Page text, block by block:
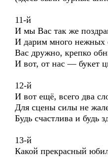
11-й
И мы Вас так же
И дарим много нежных
Вас дружно, крепко
И вот, от нас — букет
12-й
И вот ещё, всего два
Для сцены силы не
Будь счастлива и будь
13-й
Какой прекрасный